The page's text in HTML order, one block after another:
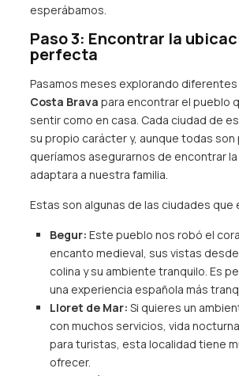
esperábamos.
Paso 3: Encontrar la
perfecta
Pasamos meses explorando
Costa Brava para encontrar el pueblo
sentir como en casa. Cada ciudad de
su propio carácter y, aunque todas son
queríamos asegurarnos de encontrar
adaptara a nuestra familia.
Estas son algunas de las ciudades que
Begur: Este pueblo nos robó el
encanto medieval, sus vistas
colina y su ambiente tranquilo. Es
una experiencia española más
Lloret de Mar: Si quieres un
con muchos servicios, vida
para turistas, esta localidad tiene
ofrecer.